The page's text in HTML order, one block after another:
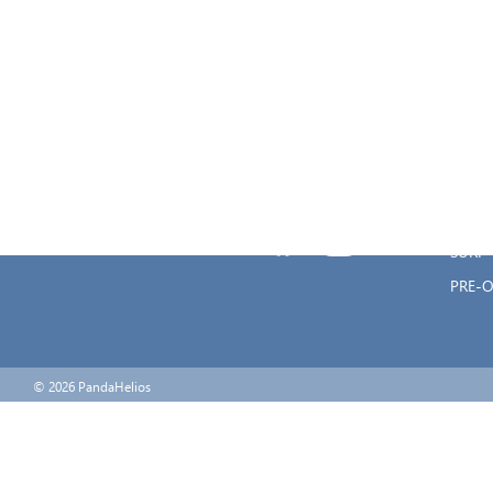
SURF
PRE-
© 2026 PandaHelios